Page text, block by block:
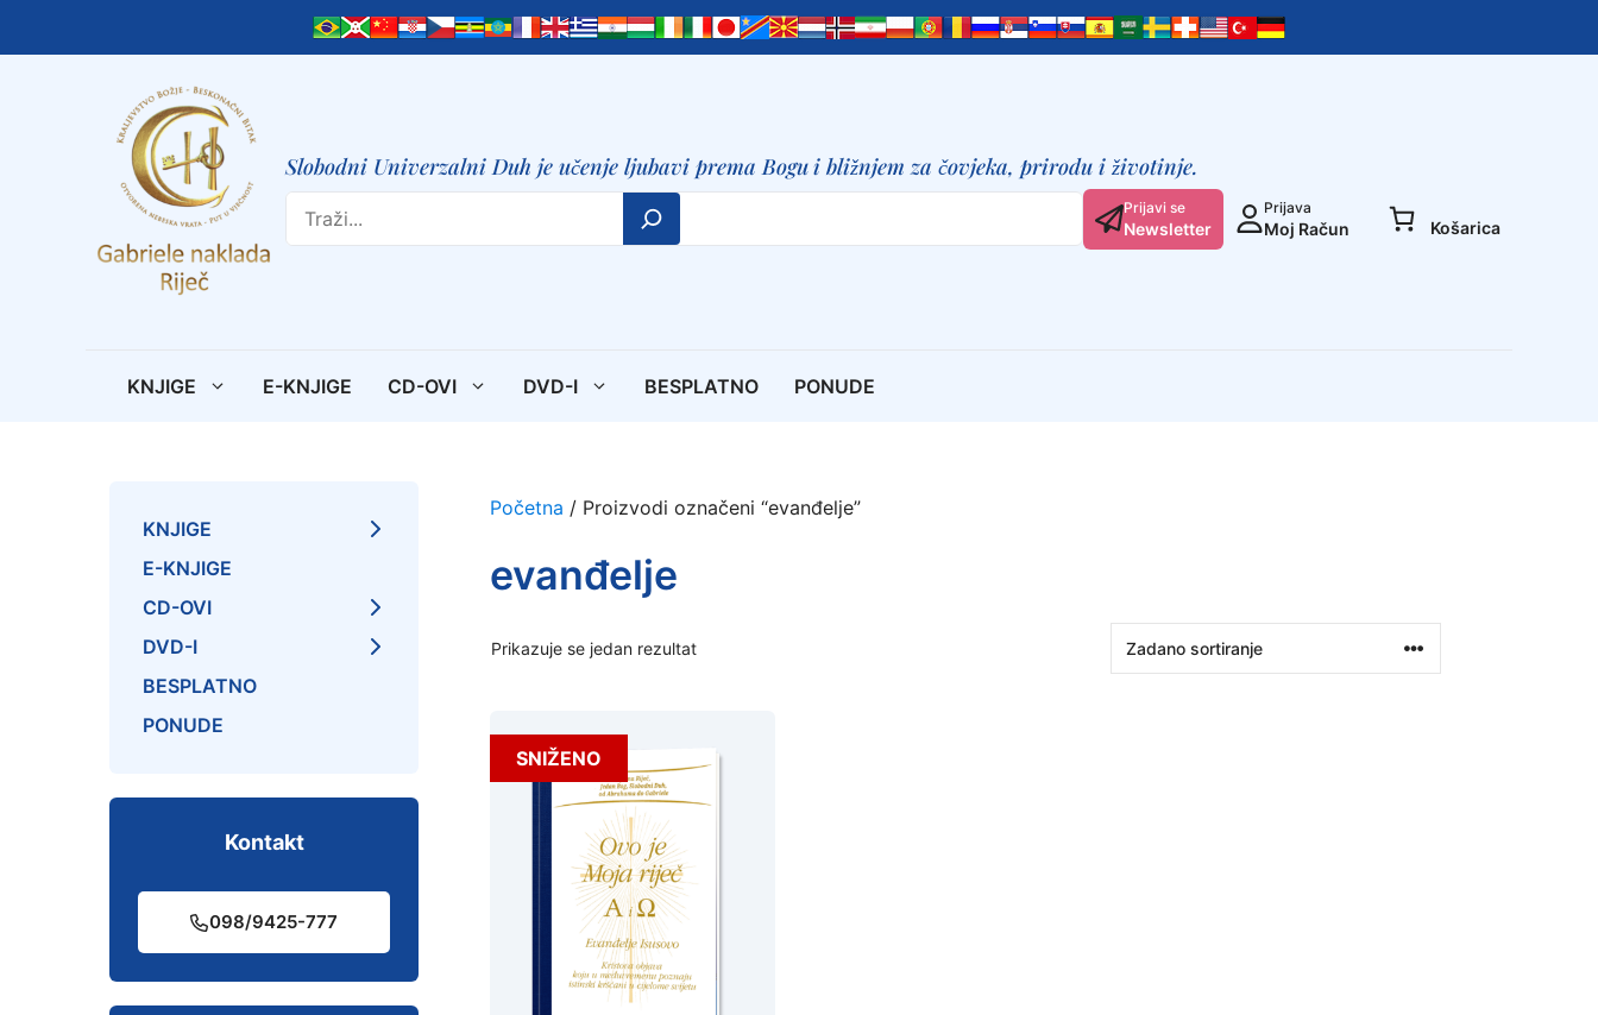
Slobodni Univerzalni Duh je učenje ljubavi prema Bogui bližnjem za čovjeka, prirodu i životinje.
Search Prijavi se
Newsletter
Prijava
Moj Račun Košarica
KNJIGE E-KNJIGE CD-OVI DVD-I BESPLATNO PONUDE
Početna / Proizvodi označeni “evanđelje”
evanđelje
Prikazuje se jedan rezultat
SNIŽENO
KNJIGE
E-KNJIGE
CD-OVI
DVD-I
BESPLATNO
PONUDE
Kontakt
098/9425-777